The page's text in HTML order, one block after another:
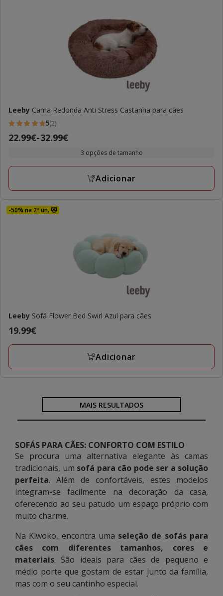
Leeby Cama Redonda Anti Stress Castanha para cães
5
estrelas
2
5(2)
Preço
a
32.99€
22.99€-32.99€
3 opções de tamanho
Adicionar
-50% na 2ª un. 😻
Leeby Sofá Flower Bed Swirl Azul para cães
Preço
19.99€
19.99€
Adicionar
MAIS RESULTADOS
SOFÁS PARA CÃES: CONFORTO COM ESTILO
Se procura uma alternativa elegante às camas
tradicionais, um sofá para cão pode ser a solução
perfeita. Além de confortáveis, estes modelos
integram-se facilmente na decoração da casa,
oferecendo ao seu patudo um espaço próprio com
muito charme.
Na Kiwoko, encontra uma seleção de sofás para
cães com diferentes tamanhos, cores e
materiais. São ideais para cães de pequeno e
médio porte que gostam de estar junto da família,
mas com o seu cantinho especial.